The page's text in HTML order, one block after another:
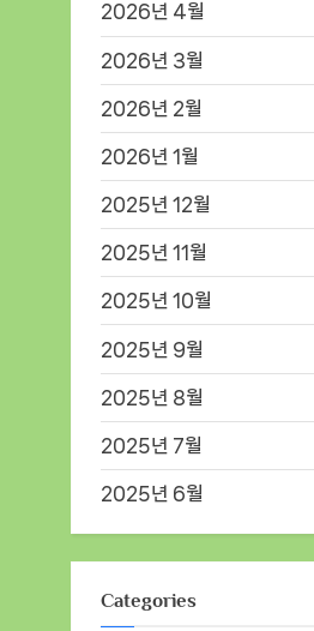
2026년 4월
2026년 3월
2026년 2월
2026년 1월
2025년 12월
2025년 11월
2025년 10월
2025년 9월
2025년 8월
2025년 7월
2025년 6월
Categories